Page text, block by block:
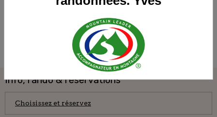
★
Aucune note. Soyez le premier à attribuer une note !
Info, rando & réservations
Choisissez et réservez